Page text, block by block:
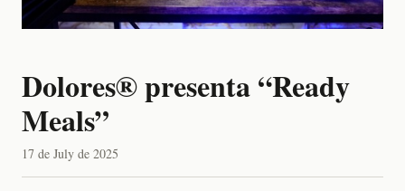
Dolores® presenta “Ready
Meals”
17 de July de 2025